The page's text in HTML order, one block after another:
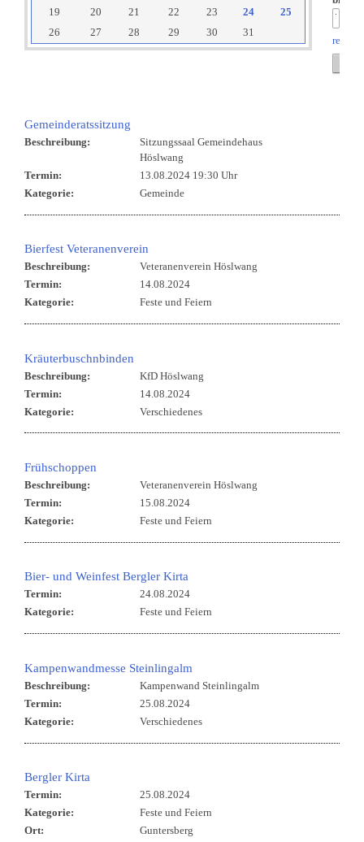
19
20 21 22 23 24
25
26
27 28 29 30 31
reset
Gemeinderatssitzung
Beschreibung:
Sitzungssaal Gemeindehaus
Höslwang
Termin:
13.08.2024 19:30 Uhr
Kategorie:
Gemeinde
Bierfest Veteranenverein
Beschreibung:
Veteranenverein Höslwang
Termin:
14.08.2024
Kategorie:
Feste und Feiern
Kräuterbuschnbinden
Beschreibung:
KfD Höslwang
Termin:
14.08.2024
Kategorie:
Verschiedenes
Frühschoppen
Beschreibung:
Veteranenverein Höslwang
Termin:
15.08.2024
Kategorie:
Feste und Feiern
Bier- und Weinfest Bergler Kirta
Termin:
24.08.2024
Kategorie:
Feste und Feiern
Kampenwandmesse Steinlingalm
Beschreibung:
Kampenwand Steinlingalm
Termin:
25.08.2024
Kategorie:
Verschiedenes
Bergler Kirta
Termin:
25.08.2024
Kategorie:
Feste und Feiern
Ort:
Guntersberg